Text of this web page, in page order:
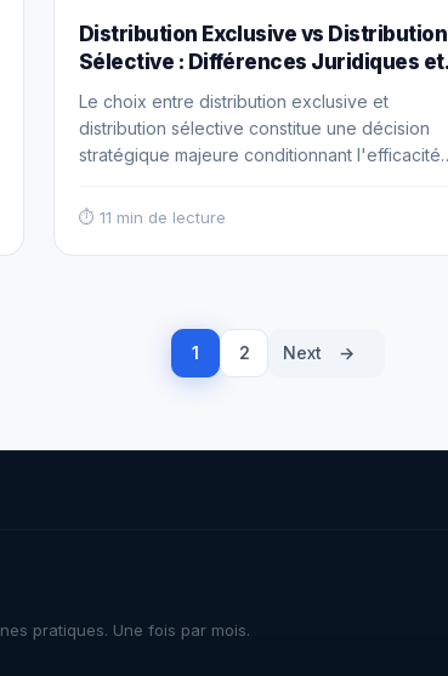
Distribution Exclusive vs Distribution
Sélective : Différences Juridiques et
Stratégiques
Le choix entre distribution exclusive et
distribution sélective constitue une décision
stratégique majeure conditionnant l'efficacité
conformité réglementaire des réseaux de
contractuels, bien que partageant l'objectif
indépendants, présentent des caractéristiques
juridiques, économiques et opérationnelles…
⏱ 11 min de lecture
1 2 Next →
pratiques. Une fois par mois.